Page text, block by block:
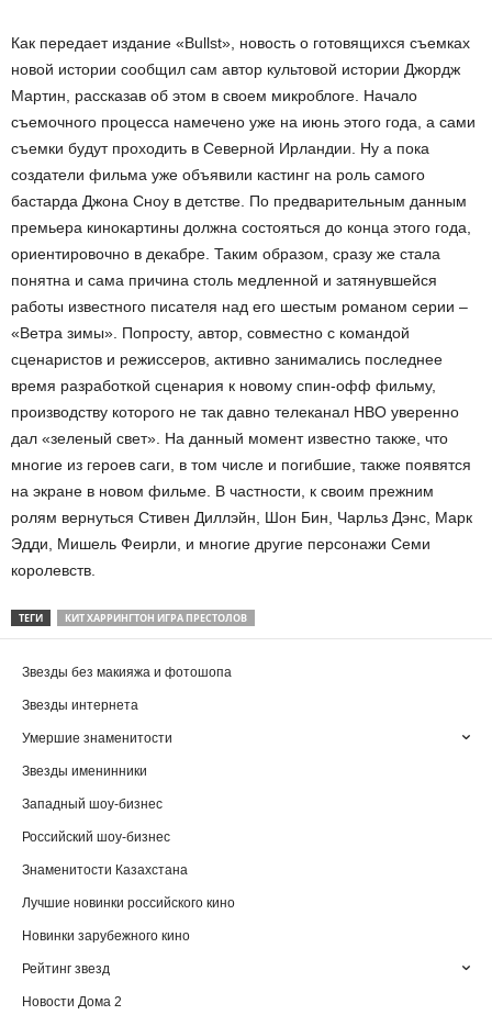
Как передает издание «Bullst», новость о готовящихся съемках
новой истории сообщил сам автор культовой истории Джордж
Мартин, рассказав об этом в своем микроблоге. Начало
съемочного процесса намечено уже на июнь этого года, а сами
съемки будут проходить в Северной Ирландии. Ну а пока
создатели фильма уже объявили кастинг на роль самого
бастарда Джона Сноу в детстве. По предварительным данным
премьера кинокартины должна состояться до конца этого года,
ориентировочно в декабре. Таким образом, сразу же стала
понятна и сама причина столь медленной и затянувшейся
работы известного писателя над его шестым романом серии –
«Ветра зимы». Попросту, автор, совместно с командой
сценаристов и режиссеров, активно занимались последнее
время разработкой сценария к новому спин-офф фильму,
производству которого не так давно телеканал HBO уверенно
дал «зеленый свет». На данный момент известно также, что
многие из героев саги, в том числе и погибшие, также появятся
на экране в новом фильме. В частности, к своим прежним
ролям вернуться Стивен Диллэйн, Шон Бин, Чарльз Дэнс, Марк
Эдди, Мишель Феирли, и многие другие персонажи Семи
королевств.
ТЕГИ КИТ ХАРРИНГТОН ИГРА ПРЕСТОЛОВ
Звезды без макияжа и фотошопа
Звезды интернета
Умершие знаменитости
Звезды именинники
Западный шоу-бизнес
Российский шоу-бизнес
Знаменитости Казахстана
Лучшие новинки российского кино
Новинки зарубежного кино
Рейтинг звезд
Новости Дома 2